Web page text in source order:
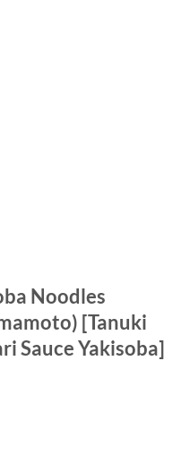
Noodles
[Tanuki
Sauce Yakisoba]